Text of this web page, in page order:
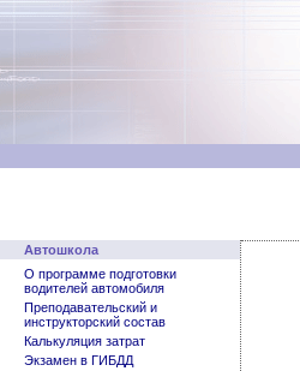
Автошкола
О программе подготовки
водителей автомобиля
Преподавательский и
инструкторский состав
Калькуляция затрат
Экзамен в ГИБДД